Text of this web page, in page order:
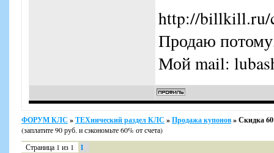
http://billkill.ru/
Продаю
Мой mail:
ФОРУМ КЛС »ТЕХнический раздел КЛС »Продажа купонов»Скидка
(заплатите 90 руб. и сэкономьте 60% от счета)
Страница 1 из 1 1